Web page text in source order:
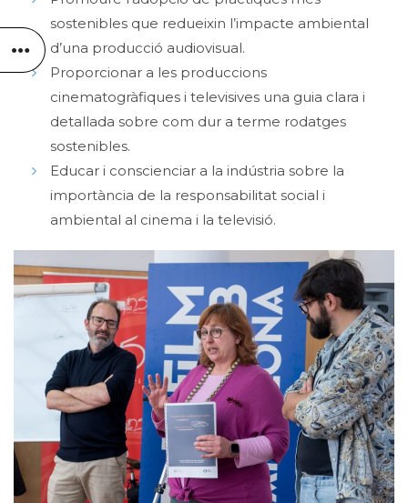
sostenibles que redueixin l’impacte ambiental
d’una producció audiovisual.
Proporcionar a les produccions
cinematogràfiques i televisives una guia clara i
detallada sobre com dur a terme rodatges
sostenibles.
Educar i conscienciar a la indústria sobre la
importància de la responsabilitat social i
ambiental al cinema i la televisió.